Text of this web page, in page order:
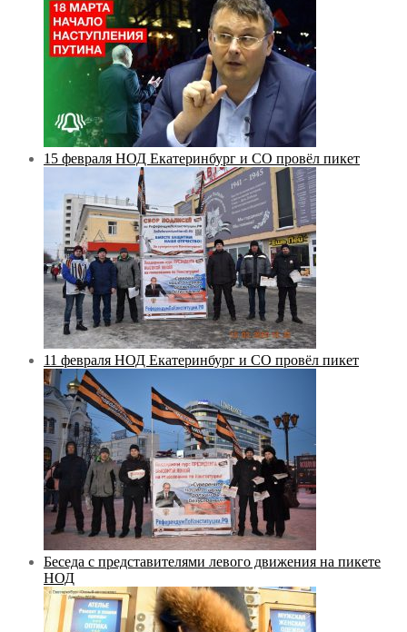
15 февраля НОД Екатеринбург и СО провёл пикет
11 февраля НОД Екатеринбург и СО провёл пикет
Беседа с представителями левого движения на пикете
НОД